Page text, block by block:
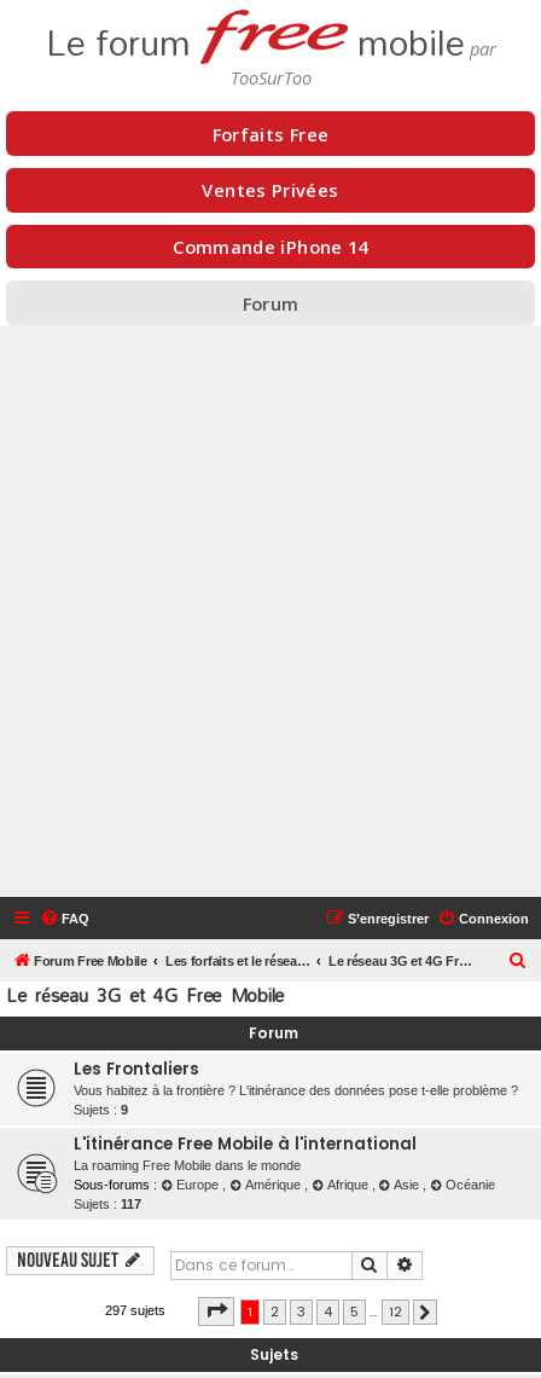
Le forum mobile
Forfaits Free
Ventes Privées
Commande iPhone 14
Forum
FAQ Connexion
S’enregistrer
Forum Free Mobile Les forfaits et le réseau Free Mobile Le réseau 3G et 4G Free Mobile
c
Le réseau 3G et 4G Free Mobile
Forum
Les Frontaliers
Vous habitez à la frontière ? L'itinérance des données pose t-elle problème ?
Sujets : 9
L'itinérance Free Mobile à l'international
La roaming Free Mobile dans le monde
Sous-forums :
Europe Amérique Afrique Asie
Océanie
Sujets : 117
Nouveau sujet Rechercher
297 sujets Page 1sur12
1 2 3 4 5 … 12
Sujets